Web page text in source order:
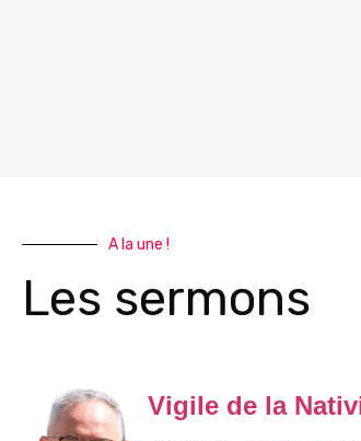
A la une !
Les sermons
Vigile de la